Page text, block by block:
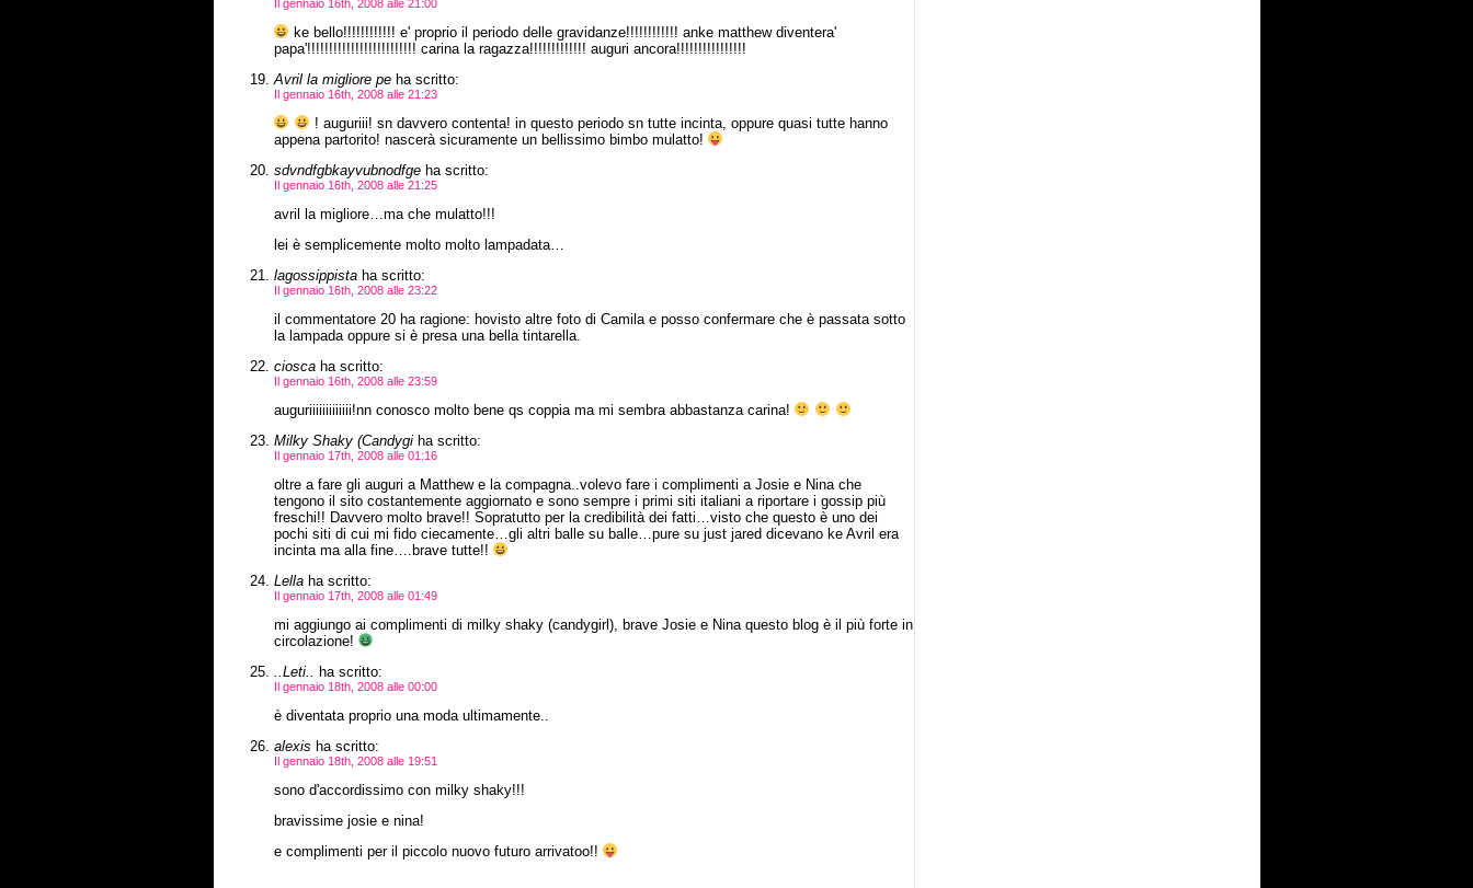
Il gennaio 16th, 2008 alle 21:00
ke bello!!!!!!!!!!!! e' proprio il periodo delle gravidanze!!!!!!!!!!!! anke matthew diventera'
papa'!!!!!!!!!!!!!!!!!!!!!!!!! carina la ragazza!!!!!!!!!!!!! auguri ancora!!!!!!!!!!!!!!!!
Avril la migliore peha scritto:
Il gennaio 16th, 2008 alle 21:23
! auguriii! sn davvero contenta! in questo periodo sn tutte incinta, oppure quasi tutte hanno
appena partorito! nascerà sicuramente un bellissimo bimbo mulatto!
sdvndfgbkayvubnodfgeha scritto:
Il gennaio 16th, 2008 alle 21:25
avril la migliore…ma che mulatto!!!
lei è semplicemente molto molto lampadata…
lagossippistaha scritto:
Il gennaio 16th, 2008 alle 23:22
il commentatore 20 ha ragione: hovisto altre foto di Camila e posso confermare che è passata sotto
la lampada oppure si è presa una bella tintarella.
cioscaha scritto:
Il gennaio 16th, 2008 alle 23:59
auguriiiiiiiiiiiii!nn conosco molto bene qs coppia ma mi sembra abbastanza carina!
Milky Shaky (Candygiha scritto:
Il gennaio 17th, 2008 alle 01:16
oltre a fare gli auguri a Matthew e la compagna..volevo fare i complimenti a Josie e Nina che
tengono il sito costantemente aggiornato e sono sempre i primi siti italiani a riportare i gossip più
freschi!! Davvero molto brave!! Sopratutto per la credibilità dei fatti…visto che questo è uno dei
pochi siti di cui mi fido ciecamente…gli altri balle su balle…pure su just jared dicevano ke Avril era
incinta ma alla fine….brave tutte!!
Lellaha scritto:
Il gennaio 17th, 2008 alle 01:49
mi aggiungo ai complimenti di milky shaky (candygirl), brave Josie e Nina questo blog è il più forte in
circolazione!
..Leti.. ha scritto:
Il gennaio 18th, 2008 alle 00:00
è diventata proprio una moda ultimamente..
alexis ha scritto:
Il gennaio 18th, 2008 alle 19:51
sono d'accordissimo con milky shaky!!!
bravissime josie e nina!
e complimenti per il piccolo nuovo futuro arrivatoo!!